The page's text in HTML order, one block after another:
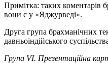
Примітка: таких коментарів
вони є у «Яджурведі».
Друга група брахманічних
давньоіндійського
Група VI. Презентаційна